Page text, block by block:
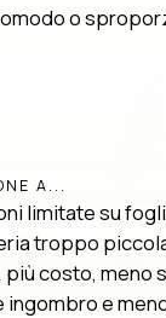
o
A...
limitate su
troppo
più costo, meno
ingombro e